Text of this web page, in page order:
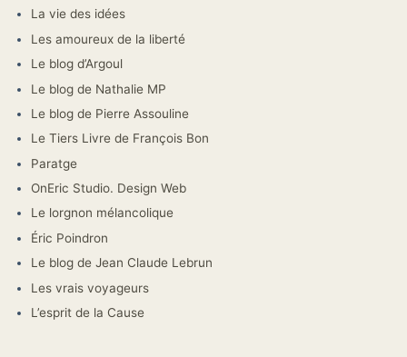
La vie des idées
Les amoureux de la liberté
Le blog d’Argoul
Le blog de Nathalie MP
Le blog de Pierre Assouline
Le Tiers Livre de François Bon
Paratge
OnEric Studio. Design Web
Le lorgnon mélancolique
Éric Poindron
Le blog de Jean Claude Lebrun
Les vrais voyageurs
L’esprit de la Cause